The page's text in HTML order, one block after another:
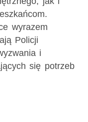
wyrazem
Policji
i
się potrzeb